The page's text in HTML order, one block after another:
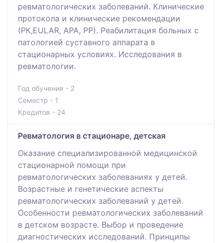
ревматологических заболеваний. Клинические
протокола и клинические рекомендации
(РК,EULAR, АРА, РР). Реабилитация больных с
патологией суставного аппарата в
стационарных условиях. Исследования в
ревматологии.
Год обучения - 2
Семестр - 1
Кредитов - 24
Ревматология в стационаре, детская
Оказание специализированной медицинской
стационарной помощи при
ревматологических заболеваниях у детей.
Возрастные и генетические аспекты
ревматологических заболеваний у детей.
Особенности ревматологических заболеваний
в детском возрасте. Выбор и проведение
диагностических исследований. Принципы